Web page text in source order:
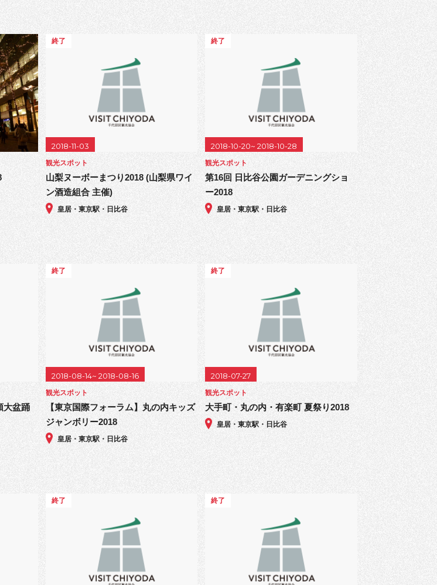
終了
2018-11-03
観光スポット
山梨ヌーボーまつり2018 (山梨県ワイ
ン酒造組合 主催)
皇居・東京駅・日比谷
終了
2018-10-20~ 2018-10-28
観光スポット
第16回 日比谷公園ガーデニングショ
ー2018
皇居・東京駅・日比谷
大盆踊
終了
2018-08-14~ 2018-08-16
観光スポット
【東京国際フォーラム】丸の内キッズ
ジャンボリー2018
皇居・東京駅・日比谷
終了
2018-07-27
観光スポット
大手町・丸の内・有楽町 夏祭り2018
皇居・東京駅・日比谷
終了 終了